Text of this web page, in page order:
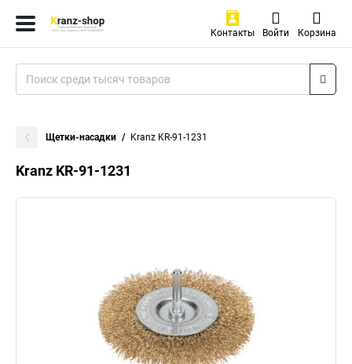
Контакты Войти Корзина
Щетки-насадки Kranz KR-91-1231
Kranz KR-91-1231